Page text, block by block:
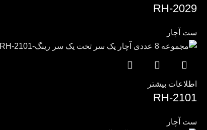
RH-2029
ست آچار
اطلاعات بیشتر
RH-2101
ست آچار